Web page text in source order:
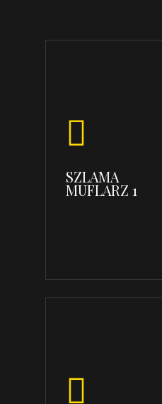
SZLAMA
MUFLARZ 1